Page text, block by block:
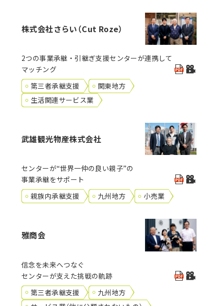
株式会社さらい（Cut Roze）
2つの事業承継・引継ぎ支援センターが連携して
マッチング
第三者承継支援
関東地方
生活関連サービス業
武雄観光物産株式会社
センターが“世界一仲の良い親子”の
事業承継をサポート
親族内承継支援
九州地方 小売業
雅商会
信念を未来へつなぐ
センターが支えた挑戦の軌跡
第三者承継支援
九州地方